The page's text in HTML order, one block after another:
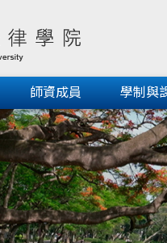
師資成員 學制與